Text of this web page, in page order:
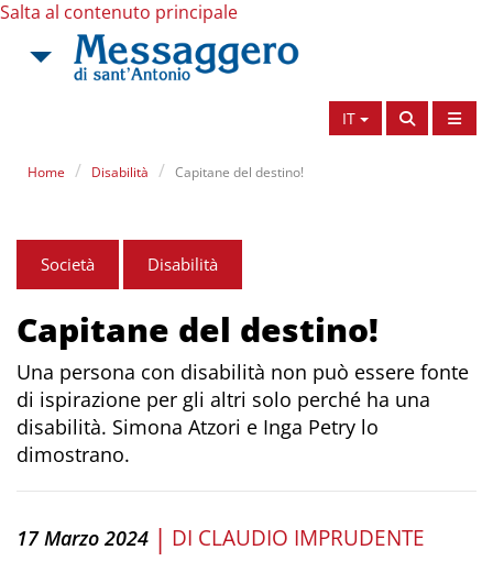
Salta al contenuto principale
IT
Home Disabilità Capitane del destino!
Società Disabilità
Capitane del destino!
Una persona con disabilità non può essere fonte
di ispirazione per gli altri solo perché ha una
disabilità. Simona Atzori e Inga Petry lo
dimostrano.
17 Marzo 2024 | DI CLAUDIO IMPRUDENTE